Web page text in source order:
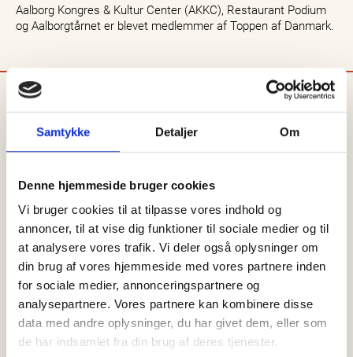
Samtykke Detaljer Om
Denne hjemmeside bruger cookies
Vi bruger cookies til at tilpasse vores indhold og
annoncer, til at vise dig funktioner til sociale medier og til
at analysere vores trafik. Vi deler også oplysninger om
din brug af vores hjemmeside med vores partnere inden
for sociale medier, annonceringspartnere og
analysepartnere. Vores partnere kan kombinere disse
data med andre oplysninger, du har givet dem, eller som
de har indsamlet fra din brug af deres tjenester.
Aalborg Kongres & Kultur Center (AKKC), Restaurant Podium
og Aalborgtårnet er blevet medlemmer af Toppen af Danmark.